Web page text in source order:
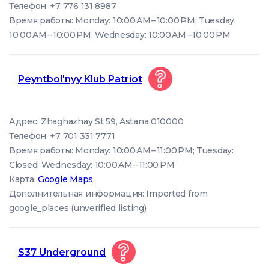
Телефон: +7 776 131 8987
Время работы: Monday: 10:00 AM – 10:00 PM; Tuesday:
10:00 AM – 10:00 PM; Wednesday: 10:00 AM – 10:00 PM
Peyntbol'nyy Klub Patriot
Адрес: Zhaghazhay St 59, Astana 010000
Телефон: +7 701 331 7771
Время работы: Monday: 10:00 AM – 11:00 PM; Tuesday:
Closed; Wednesday: 10:00 AM – 11:00 PM
Карта:Google Maps
Дополнительная информация: Imported from
google_places (unverified listing).
S37 Underground